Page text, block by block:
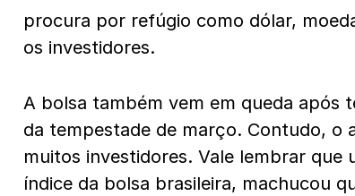
procura por refúgio como dólar,
os investidores.
A bolsa também vem em queda após
da tempestade de março. Contudo, o
muitos investidores. Vale lembrar que
índice da bolsa brasileira, machucou